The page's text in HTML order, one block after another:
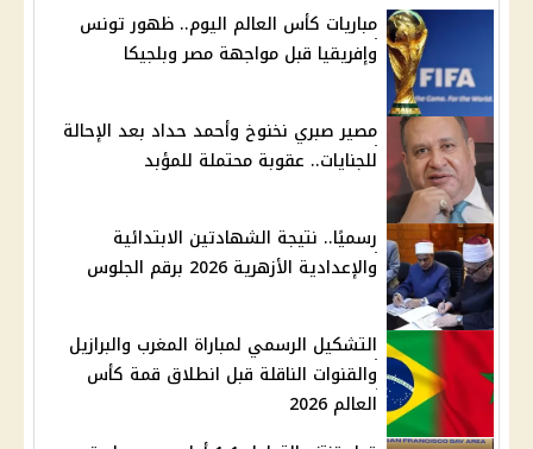
مباريات كأس العالم اليوم.. ظهور تونس
وإفريقيا قبل مواجهة مصر وبلجيكا
مصير صبري نخنوخ وأحمد حداد بعد الإحالة
للجنايات.. عقوبة محتملة للمؤبد
رسميًا.. نتيجة الشهادتين الابتدائية
والإعدادية الأزهرية 2026 برقم الجلوس
التشكيل الرسمي لمباراة المغرب والبرازيل
والقنوات الناقلة قبل انطلاق قمة كأس
العالم 2026